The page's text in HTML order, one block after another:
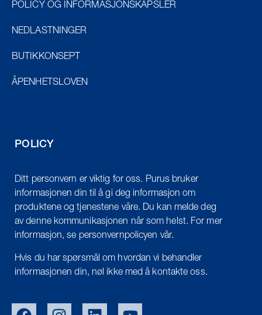
POLICY OG INFORMASJONSKAPSLER
NEDLASTNINGER
BUTIKKONSEPT
ÅPENHETSLOVEN
POLICY
Ditt personvern er viktig for oss. Purus bruker
informasjonen din til å gi deg informasjon om
produktene og tjenestene våre. Du kan melde deg
av denne kommunikasjonen når som helst. For mer
informasjon, se personvernpolicyen vår.
Hvis du har spørsmål om hvordan vi behandler
informasjonen din, nøl ikke med å kontakte oss.